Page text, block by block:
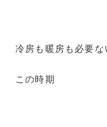
冷房も暖房も必要な
この時期